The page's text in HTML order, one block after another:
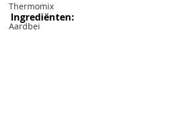
Thermomix
Aardbei
Ingrediënten: